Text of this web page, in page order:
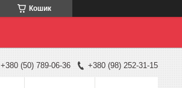
Кошик
+380 (50) 789-06-36 +380 (98) 252-31-15